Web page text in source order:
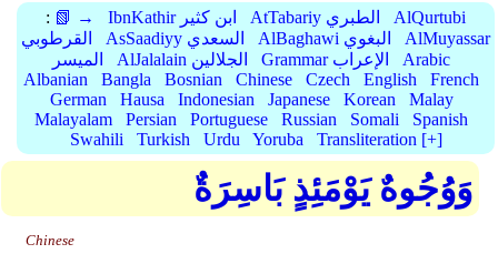
: 📗 → IbnKathir ابن كثير AtTabariy الطبري
AlQurtubi
القرطوبي
AsSaadiyy السعدي AlBaghawi البغوي
AlMuyassar
الميسر
AlJalalain الجلالين Grammar الإعراب
Arabic
Albanian
Bangla Bosnian Chinese Czech English
French
German
Hausa Indonesian Japanese Korean
Malay
Malayalam
Persian Portuguese Russian Somali
Spanish
Swahili
Turkish Urdu Yoruba Transliteration [+]
وَوُجُوهٌ يَوْمَئِذٍ بَاسِرَةٌ
Chinese